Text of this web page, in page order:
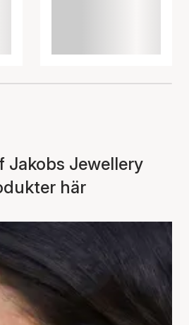
Jakobs Jewellery
här